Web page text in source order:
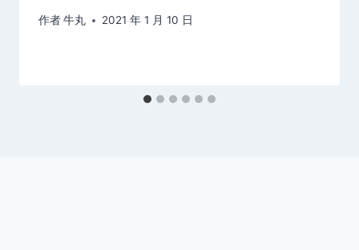
作者牛丸 2021 年 1 月 10 日